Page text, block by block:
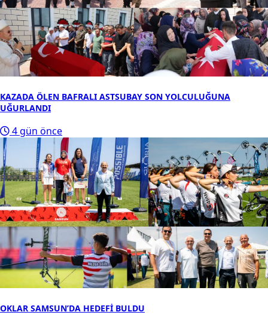
KAZADA ÖLEN BAFRALI ASTSUBAY SON YOLCULUĞUNA
UĞURLANDI
4 gün önce
OKLAR SAMSUN’DA HEDEFİ BULDU